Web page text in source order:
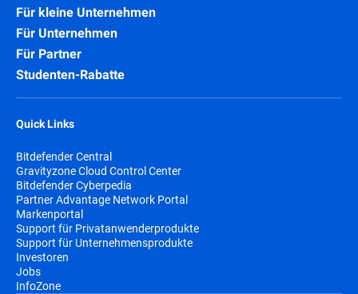
Für kleine Unternehmen
Für Unternehmen
Für Partner
Studenten-Rabatte
Quick Links
Bitdefender Central
Gravityzone Cloud Control Center
Bitdefender Cyberpedia
Partner Advantage Network Portal
Markenportal
Support für Privatanwenderprodukte
Support für Unternehmensprodukte
Investoren
Jobs
InfoZone